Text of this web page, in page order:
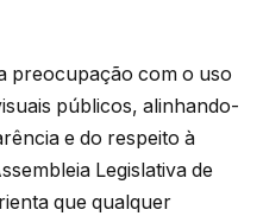
preocupação com o uso
públicos, alinhando-
e do respeito à
Legislativa de
que qualquer